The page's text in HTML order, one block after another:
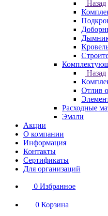
Назад
Назад
Отлив
Расходные
Эмали
Акции
О компании
Информация
Контакты
Сертификаты
Для организаций
0 Избранное
0 Корзина